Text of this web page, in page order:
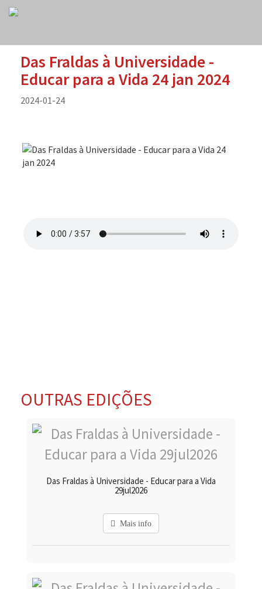
Das Fraldas à Universidade -
Educar para a Vida 24 jan 2024
2024-01-24
OUTRAS EDIÇÕES
Das Fraldas à Universidade - Educar para a Vida
29jul2026
Mais info